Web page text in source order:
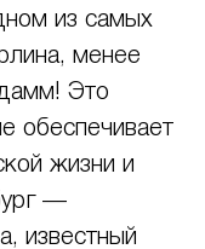
из самых
менее
Это
обеспечивает
жизни и
—
известный